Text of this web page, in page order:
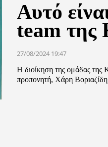
Αυτό
team της
27/08/2024 19:47
Η διοίκηση της ομάδας της
προπονητή, Χάρη